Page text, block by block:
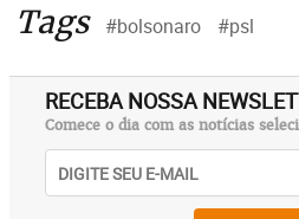
Tags #bolsonaro #psl
RECEBA NOSSA
Comece o dia com as notícias